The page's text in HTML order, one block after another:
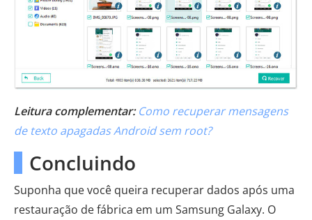
Leitura complementar: Como recuperar mensagens
de texto apagadas Android sem root?
Concluindo
Suponha que você queira recuperar dados após uma
restauração de fábrica em um Samsung Galaxy. O